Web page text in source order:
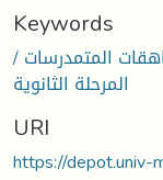
Keywords
المتمدرسات /
المرحلة الثانوية
URI
https://depot.univ-